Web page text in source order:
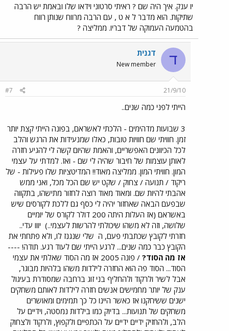
יו ענק. איך היה שם ? ראיתי סרטוני וידאו שלו ובאמת יש הרבה
שתיקות. הוא מדבר ל א ט , עם הרבה מרווח שנותן רווח
בהטמעה העמוקה של דבריו. ממליצה ?
ד דגנית
New member
21/9/10
#7
הייתי לפני כמה שנים..
3 שבועות מדהימים - הלכתי לאשראם, בפונה הייתי קצת יותר
זמן. חוויתי שם חוויות טובות, כאלו שמנעידות את הרגש והלב
לכל הכיוונים האפשריים, והאמת שהיום קשה לי להגיע חזרה
לאותן עוצמות של חיבור שהיה לי שם - ואז. למדתי על עצמי
המון. חוויתי המון. ממליצה מאוד!! המדיטציות שלו פעילות - של
ריקוד / תנועה / צחוק / שקט יש שם הכל מכל, ואני ממש
אהבתי להיות שם. ומאוד מאוד רוצה לחזור מתישהו, בתקווה
שבפעם הבאה שאחזור יהיה לי כסף גם ללכת לקורסים שיש
באשראם (אז העלות היתה 200 דולר לקורס של יומיים
שלושה, וזה לא משהו שיכולתי להרשות לעצמי..) יווו עדי..
חזרתי לקובץ שכתבתי פעם, ה שלי שנגנז לו, ולא פתחתי את
הקובץ כבר כמה שנים... לרגע הייתי שם לעוד רגע. תודה! ----
אז מה הסוד?
/ פונה 2005 אז מה הסוד שאלתי את עצמי
הסוד... הסוד פה הוא החזרה לילדות משהו בלהיות מבוגר,
אבל לשיר ולרקוד ולהחליף בני זוג ברחבה שמסודרת בעיגול
ענק של יותר מחמישים אנשים חזרה לילדות לאותם משחקים
ישנים ששיחקנו אז כאשר היינו כל כך תמימים ומאושרים
משחקים של תנועות... בדיוק כמו בילדות נמסטה, וידיים על
הלב, ולהחזיק ידיים ידיים על הכתפיים ולקפוץ, ולרקוד ולצחוק